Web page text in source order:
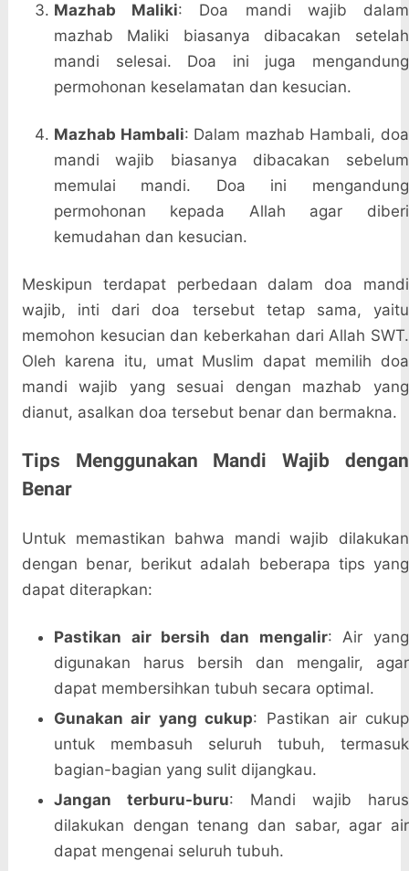
Mazhab Maliki: Doa mandi wajib dalam
mazhab Maliki biasanya dibacakan setelah
mandi selesai. Doa ini juga mengandung
permohonan keselamatan dan kesucian.
Mazhab Hambali: Dalam mazhab Hambali, doa
mandi wajib biasanya dibacakan sebelum
memulai mandi. Doa ini mengandung
permohonan kepada Allah agar diberi
kemudahan dan kesucian.
Meskipun terdapat perbedaan dalam doa mandi
wajib, inti dari doa tersebut tetap sama, yaitu
memohon kesucian dan keberkahan dari Allah SWT.
Oleh karena itu, umat Muslim dapat memilih doa
mandi wajib yang sesuai dengan mazhab yang
dianut, asalkan doa tersebut benar dan bermakna.
Tips Menggunakan Mandi Wajib dengan
Benar
Untuk memastikan bahwa mandi wajib dilakukan
dengan benar, berikut adalah beberapa tips yang
dapat diterapkan:
Pastikan air bersih dan mengalir: Air yang
digunakan harus bersih dan mengalir, agar
dapat membersihkan tubuh secara optimal.
Gunakan air yang cukup: Pastikan air cukup
untuk membasuh seluruh tubuh, termasuk
bagian-bagian yang sulit dijangkau.
Jangan terburu-buru: Mandi wajib harus
dilakukan dengan tenang dan sabar, agar air
dapat mengenai seluruh tubuh.